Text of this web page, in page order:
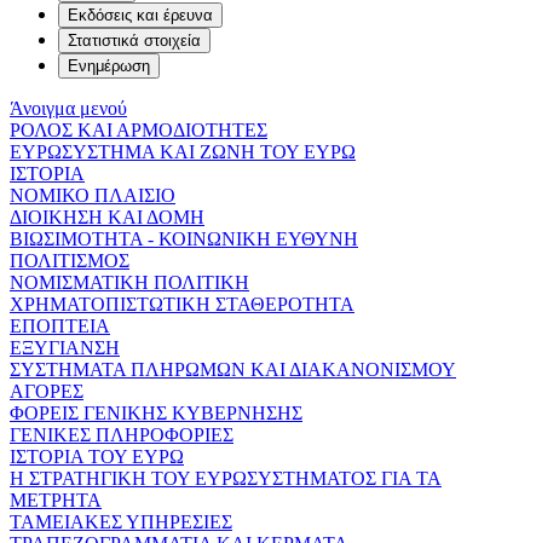
Εκδόσεις και έρευνα
Στατιστικά στοιχεία
Ενημέρωση
Άνοιγμα μενού
ΡΟΛΟΣ ΚΑΙ ΑΡΜΟΔΙΟΤΗΤΕΣ
ΕΥΡΩΣΥΣΤΗΜΑ ΚΑΙ ΖΩΝΗ ΤΟΥ ΕΥΡΩ
ΙΣΤΟΡΙΑ
ΝΟΜΙΚΟ ΠΛΑΙΣΙΟ
ΔΙΟΙΚΗΣΗ ΚΑΙ ΔΟΜΗ
ΒΙΩΣΙΜΟΤΗΤΑ - ΚΟΙΝΩΝΙΚΗ ΕΥΘΥΝΗ
ΠΟΛΙΤΙΣΜΟΣ
ΝΟΜΙΣΜΑΤΙΚΗ ΠΟΛΙΤΙΚΗ
ΧΡΗΜΑΤΟΠΙΣΤΩΤΙΚΗ ΣΤΑΘΕΡΟΤΗΤΑ
ΕΠΟΠΤΕΙΑ
ΕΞΥΓΙΑΝΣΗ
ΣΥΣΤΗΜΑΤΑ ΠΛΗΡΩΜΩΝ ΚΑΙ ΔΙΑΚΑΝΟΝΙΣΜΟΥ
ΑΓΟΡΕΣ
ΦΟΡΕΙΣ ΓΕΝΙΚΗΣ ΚΥΒΕΡΝΗΣΗΣ
ΓΕΝΙΚΕΣ ΠΛΗΡΟΦΟΡΙΕΣ
ΙΣΤΟΡΙΑ ΤΟΥ ΕΥΡΩ
Η ΣΤΡΑΤΗΓΙΚΗ ΤΟΥ ΕΥΡΩΣΥΣΤΗΜΑΤΟΣ ΓΙΑ ΤΑ
ΜΕΤΡΗΤΑ
ΤΑΜΕΙΑΚΕΣ ΥΠΗΡΕΣΙΕΣ